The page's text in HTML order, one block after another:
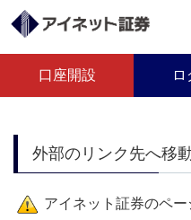
口座開設 ロ
外部のリンク先へ移
アイネット証券のペ